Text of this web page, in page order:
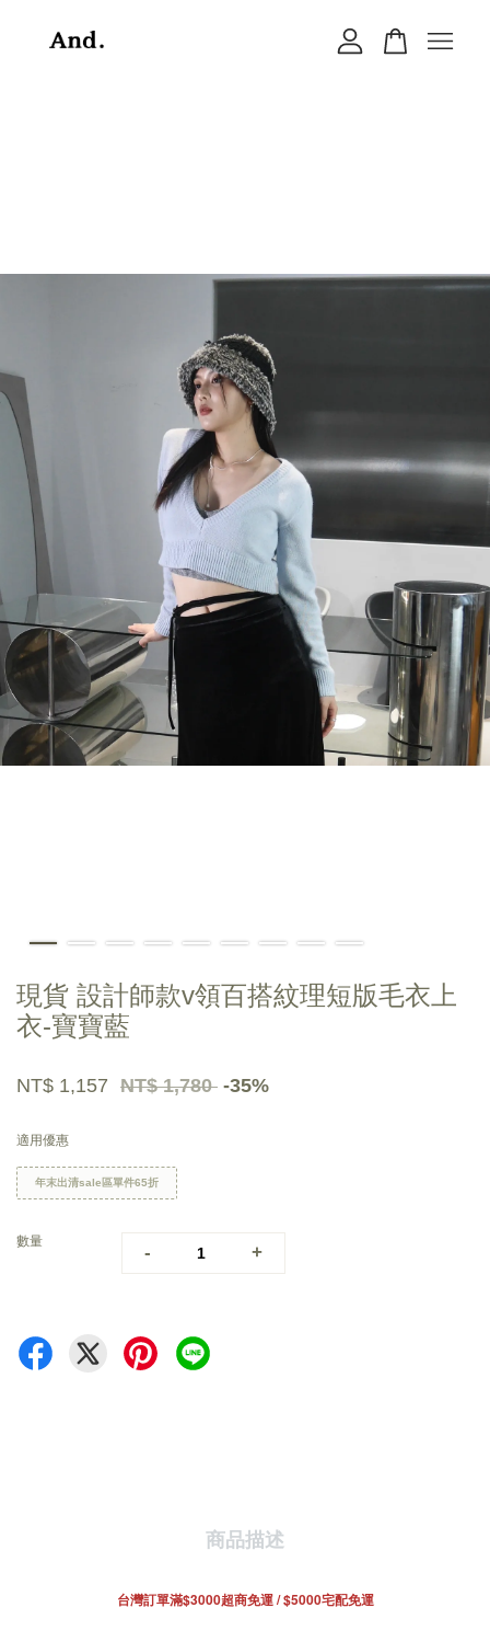
現貨 設計師款v領百搭紋理短版毛衣上
衣-寶寶藍
NT$ 1,157 NT$ 1,780 -35%
適用優惠
年末出清sale區單件65折
數量
- +
商品描述
台灣訂單滿$3000超商免運 / $5000宅配免運